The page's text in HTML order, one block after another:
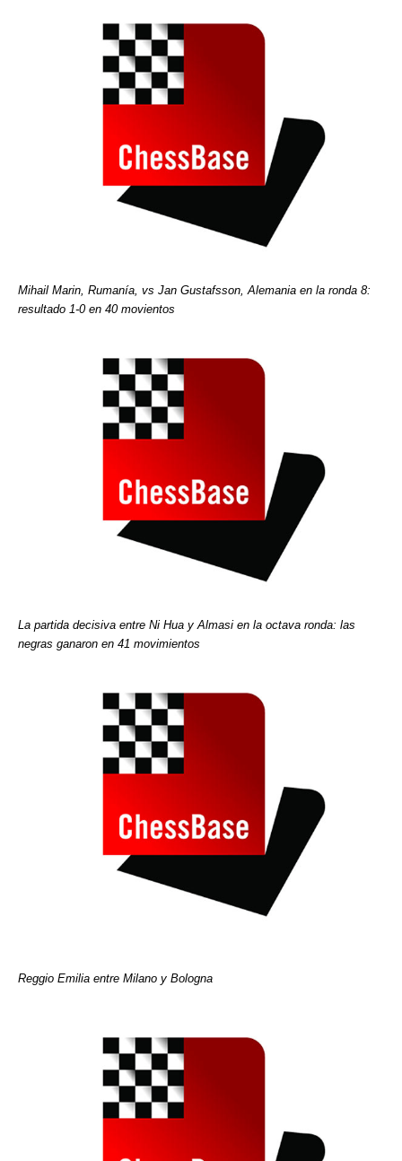
Mihail Marin, Rumanía, vs Jan Gustafsson, Alemania en la ronda 8:
resultado 1-0 en 40 movientos
La partida decisiva entre Ni Hua y Almasi en la octava ronda: las
negras ganaron en 41 movimientos
Reggio Emilia entre Milano y Bologna